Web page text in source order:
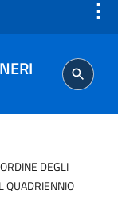
⋮
DEGLI
QUADRIENNIO